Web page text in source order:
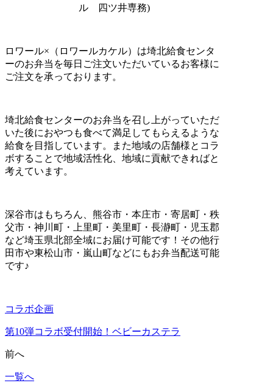
ル 四ツ井専務)
ロワール×（ロワールカケル）は埼北給食センタ
ーのお弁当を毎日ご注文いただいているお客様に
ご注文を承っております。
埼北給食センターのお弁当を召し上がっていただ
いた後におやつも食べて満足してもらえるような
給食を目指しています。また地域の店舗様とコラ
ボすることで地域活性化、地域に貢献できればと
考えています。
深谷市はもちろん、熊谷市・本庄市・寄居町・秩
父市・神川町・上里町・美里町・長瀞町・児玉郡
など埼玉県北部全域にお届け可能です！その他行
田市や東松山市・嵐山町などにもお弁当配送可能
です♪
コラボ企画
第10弾コラボ受付開始！ベビーカステラ
前へ
一覧へ